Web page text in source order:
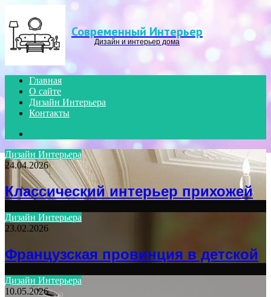
Современный Интерьер
Дизайн и интерьер дома
Главная
О сайте
Дизайн Интерьера
Контакты
Дизайн Интерьера
24.04.2026
Классический интерьер прихожей
Дизайн Интерьера
23.02.2026
Французская провинция в детской
Дизайн Интерьера
10.05.2026